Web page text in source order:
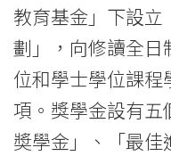
教育基金」下設
劃」，向修讀全日
位和學士學位課
項。獎學金設有
奬學金」、「最